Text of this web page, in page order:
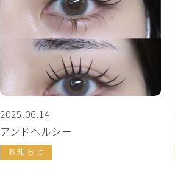
2025.06.14
アンドヘルシー
お知らせ